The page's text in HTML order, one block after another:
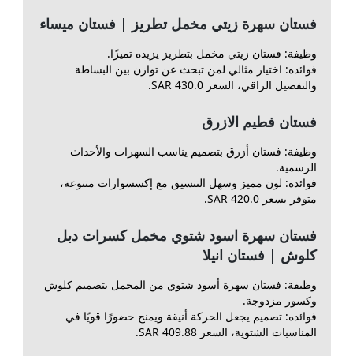
فستان سهرة زيتي مخمل تطريز | فستان ميساء
وظيفة: فستان زيتي مخمل بتطريز يزيده تميزًا.
فوائده: اختيار مثالي لمن تبحث عن توازن بين البساطة
والتفصيل الراقي، السعر 430.0 SAR.
فستان فطيم الازرق
وظيفة: فستان أزرق بتصميم يناسب السهرات والأحداث
الرسمية.
فوائده: لون مميز وسهل التنسيق مع إكسسوارات متنوعة،
متوفر بسعر 420.0 SAR.
فستان سهرة اسود شتوي مخمل كسرات دبل
كلوش | فستان انيلا
وظيفة: فستان سهرة أسود شتوي من المخمل بتصميم كلوش
وكسور مزدوجة.
فوائده: تصميم يجعل الحركة أنيقة ويمنح حضورًا قويًا في
المناسبات الشتوية، السعر 409.88 SAR.